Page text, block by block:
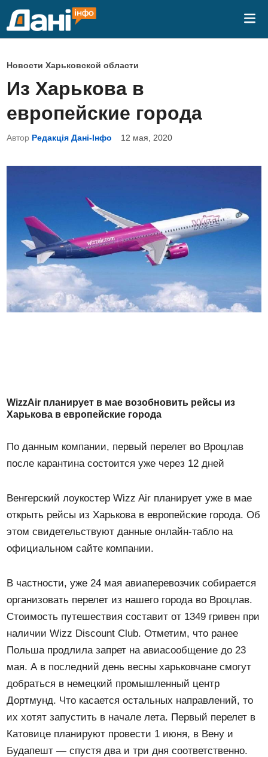
О
п
у
б
к
в
Новости Харьковской области
Из Харькова в
европейские города
Автор Редакція Дані-Інфо 12 мая, 2020
WizzAir планирует в мае возобновить рейсы из
Харькова в европейские города
По данным компании, первый перелет во Вроцлав
после карантина состоится уже через 12 дней
Венгерский лоукостер Wizz Air планирует уже в мае
открыть рейсы из Харькова в европейские города. Об
этом свидетельствуют данные онлайн-табло на
официальном сайте компании.
В частности, уже 24 мая авиаперевозчик собирается
организовать перелет из нашего города во Вроцлав.
Стоимость путешествия составит от 1349 гривен при
наличии Wizz Discount Club. Отметим, что ранее
Польша продлила запрет на авиасообщение до 23
мая. А в последний день весны харьковчане смогут
добраться в немецкий промышленный центр
Дортмунд. Что касается остальных направлений, то
их хотят запустить в начале лета. Первый перелет в
Катовице планируют провести 1 июня, в Вену и
Будапешт — спустя два и три дня соответственно.